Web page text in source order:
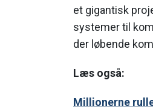
et gigantisk
systemer til
der løbende
Læs også:
Millionerne